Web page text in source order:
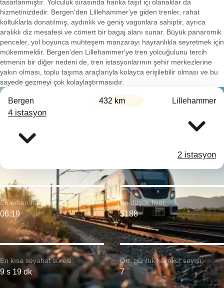
tasarlanmıştır. Yolculuk sırasında harika taşıt içi olanaklar da
hizmetinizdedir. Bergen'den Lillehammer'ye giden trenler, rahat
koltuklarla donatılmış, aydınlık ve geniş vagonlara sahiptir, ayrıca
aralıklı diz mesafesi ve cömert bir bagaj alanı sunar. Büyük panaromik
penceler, yol boyunca muhteşem manzarayı hayranlıkla seyretmek için
mükemmeldir. Bergen'den Lillehammer'ye tren yolcuğulunu tercih
etmenin bir diğer nedeni de, tren istasyonlarının şehir merkezlerine
yakın olması, toplu taşıma araçlarıyla kolayca erişilebilir olması ve bu
sayede gezmeyi çok kolaylaştırmasıdır.
Bergen 432 km Lillehammer
4 istasyon
2 istasyon
En kısa seyahat süresi:
9 s 19 dk
En erken hareket:
06:19
En düşük fiyat:
$188
Ort. günlük hareket sayısı:
7